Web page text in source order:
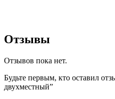
Отзывы
Отзывов пока нет.
Будьте первым, кто оставил
двухместный”